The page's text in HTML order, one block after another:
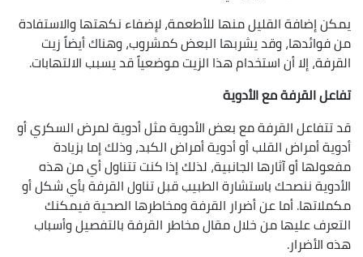
يمكن إضافة القليل منها للأطعمة، لإضفاء نكهتها والاستفادة
من فوائدها، وقد يشربها البعض كمشروب، وهناك أيضاً زيت
القرفة، إلا أن استخدام هذا الزيت موضعياً قد يسبب الالتهابات.
تفاعل القرفة مع الأدوية
قد تتفاعل القرفة مع بعض الأدوية مثل أدوية لمرض السكري أو
أدوية أمراض القلب أو أدوية أمراض الكبد، وذلك إما بزيادة
مفعولها أو آثارها الجانبية، لذلك إذا كنت تتناول أي من هذه
الأدوية ننصحك باستشارة الطبيب قبل تناول القرفة بأي شكل أو
مكملاتها. أما عن أضرار القرفة ومخاطرها الصحية فيمكنك
التعرف عليها من خلال مقال مخاطر القرفة بالتفصيل وأسباب
هذه الأضرار.